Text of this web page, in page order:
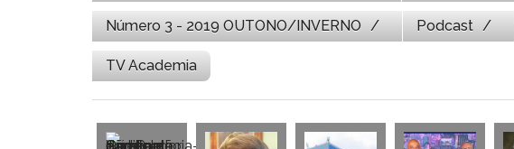
Número 3 - 2019 OUTONO/INVERNO Podcast
TV Academia